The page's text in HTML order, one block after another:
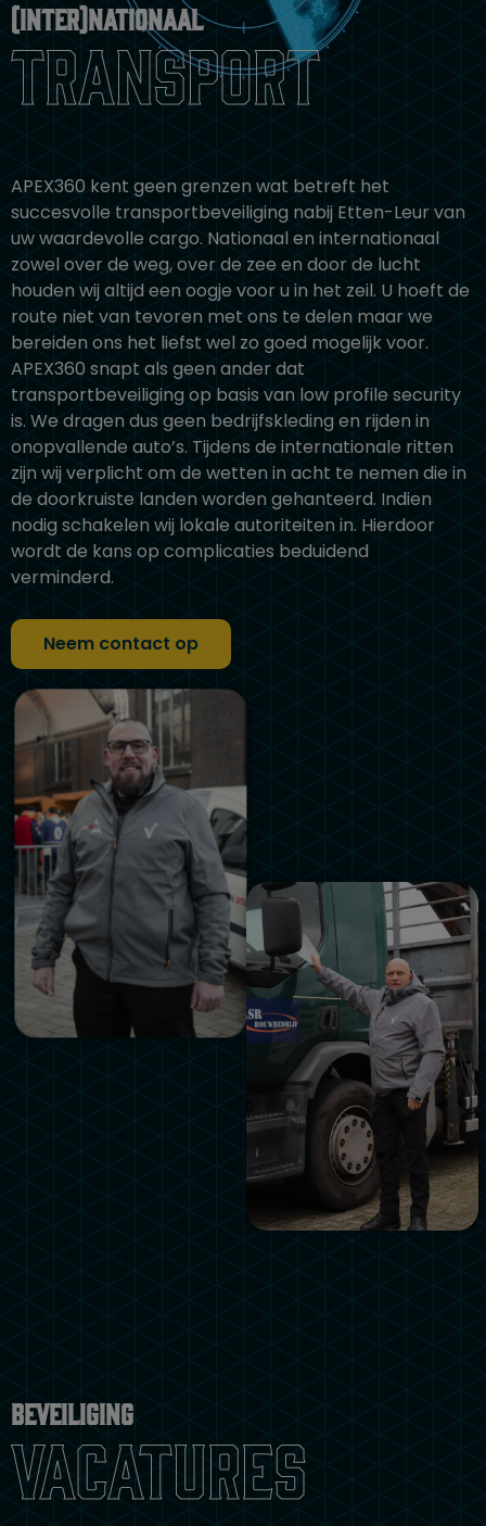
(Inter)nationaal
transport
APEX360 kent geen grenzen wat betreft het
succesvolle transportbeveiliging nabij Etten-Leur van
uw waardevolle cargo. Nationaal en internationaal
zowel over de weg, over de zee en door de lucht
houden wij altijd een oogje voor u in het zeil. U hoeft de
route niet van tevoren met ons te delen maar we
bereiden ons het liefst wel zo goed mogelijk voor.
APEX360 snapt als geen ander dat
transportbeveiliging op basis van low profile security
is. We dragen dus geen bedrijfskleding en rijden in
onopvallende auto’s. Tijdens de internationale ritten
zijn wij verplicht om de wetten in acht te nemen die in
de doorkruiste landen worden gehanteerd. Indien
nodig schakelen wij lokale autoriteiten in. Hierdoor
wordt de kans op complicaties beduidend
verminderd.
Neem contact op
Beveiliging
vacatures